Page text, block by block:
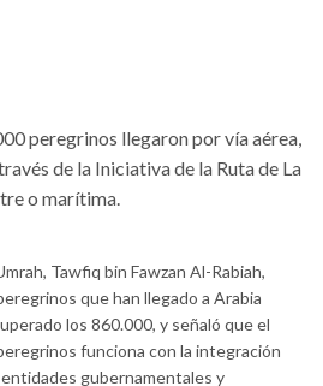
peregrinos llegaron por vía aérea,
de la Iniciativa de la Ruta de La
o marítima.
Tawfiq bin Fawzan Al-Rabiah,
que han llegado a Arabia
los 860.000, y señaló que el
funciona con la integración
gubernamentales y